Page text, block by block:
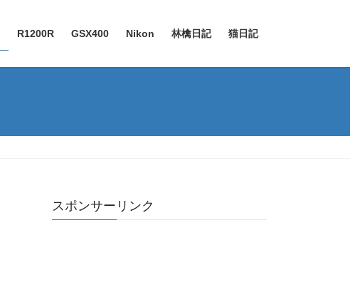
R1200R GSX400 Nikon 林檎日記 猫日記
スポンサーリンク